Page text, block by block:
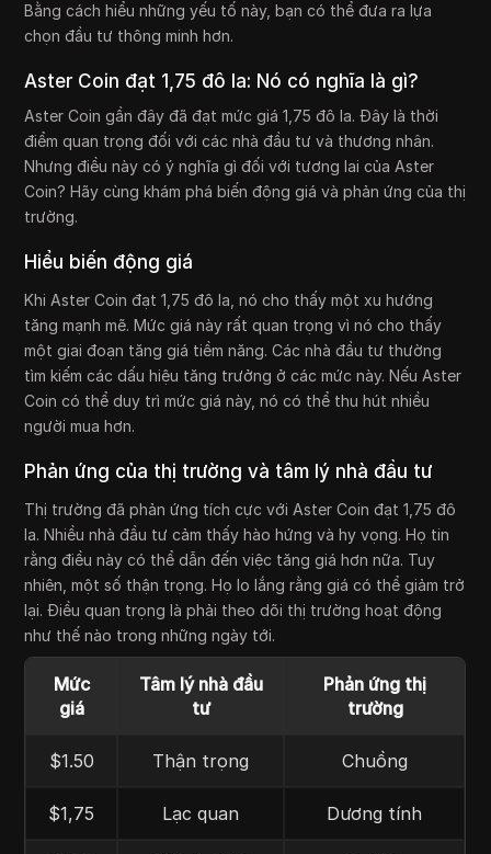
Bằng cách hiểu những yếu tố này, bạn có thể đưa ra lựa
chọn đầu tư thông minh hơn.
Aster Coin đạt 1,75 đô la: Nó có nghĩa là gì?
Aster Coin gần đây đã đạt mức giá 1,75 đô la. Đây là thời
điểm quan trọng đối với các nhà đầu tư và thương nhân.
Nhưng điều này có ý nghĩa gì đối với tương lai của Aster
Coin? Hãy cùng khám phá biến động giá và phản ứng của thị
trường.
Hiểu biến động giá
Khi Aster Coin đạt 1,75 đô la, nó cho thấy một xu hướng
tăng mạnh mẽ. Mức giá này rất quan trọng vì nó cho thấy
một giai đoạn tăng giá tiềm năng. Các nhà đầu tư thường
tìm kiếm các dấu hiệu tăng trưởng ở các mức này. Nếu Aster
Coin có thể duy trì mức giá này, nó có thể thu hút nhiều
người mua hơn.
Phản ứng của thị trường và tâm lý nhà đầu tư
Thị trường đã phản ứng tích cực với Aster Coin đạt 1,75 đô
la. Nhiều nhà đầu tư cảm thấy hào hứng và hy vọng. Họ tin
rằng điều này có thể dẫn đến việc tăng giá hơn nữa. Tuy
nhiên, một số thận trọng. Họ lo lắng rằng giá có thể giảm trở
lại. Điều quan trọng là phải theo dõi thị trường hoạt động
như thế nào trong những ngày tới.
Mức
giá
Tâm lý nhà đầu
tư
Phản ứng thị
trường
$1.50 Thận trọng Chuồng
$1,75 Lạc quan Dương tính